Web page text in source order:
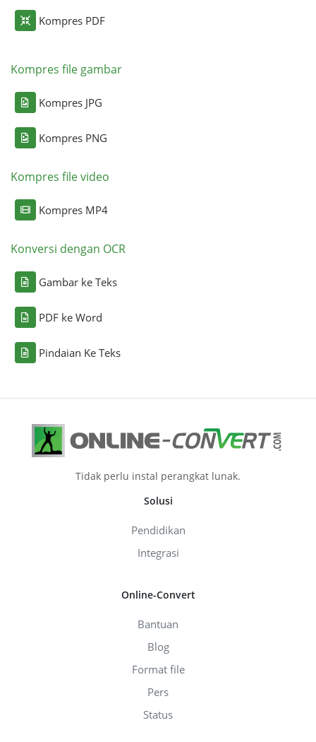
Kompres PDF
Kompres file gambar
Kompres JPG
Kompres PNG
Kompres file video
Kompres MP4
Konversi dengan OCR
Gambar ke Teks
PDF ke Word
Pindaian Ke Teks
Tidak perlu instal perangkat lunak.
Solusi
Pendidikan
Integrasi
Online-Convert
Bantuan
Blog
Format file
Pers
Status